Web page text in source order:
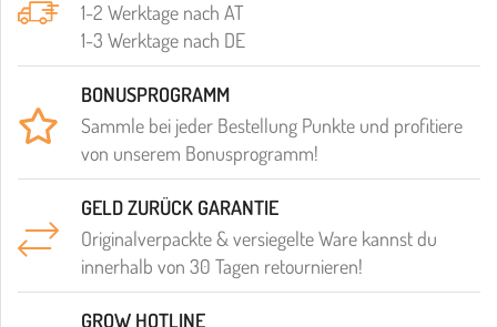
1-2 Werktage nach AT
1-3 Werktage nach DE
BONUSPROGRAMM
Sammle bei jeder Bestellung Punkte und profitiere
von unserem Bonusprogramm!
GELD ZURÜCK GARANTIE
Originalverpackte & versiegelte Ware kannst du
innerhalb von 30 Tagen retournieren!
GROW HOTLINE